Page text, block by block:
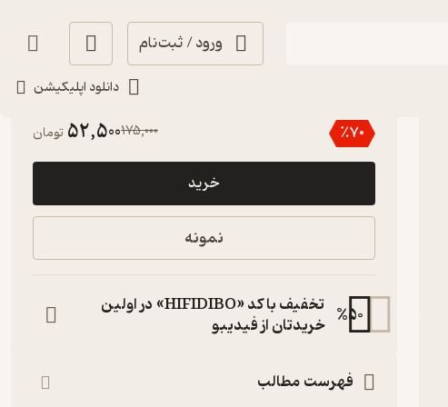
ورود / ثبت‌نام
دانلود اپلیکیشن
٪70
175,000
52,500 تومان
خرید
نمونه
%50
تخفیف با کد «HIFIDIBO» در اولین
خریدتان از فیدیبو
فهرست مطالب